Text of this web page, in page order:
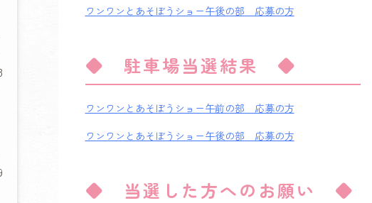
ワンワンとあそぼうショー午後の部 応募の方
◆ 駐車場当選結果 ◆
ワンワンとあそぼうショー午前の部 応募の方
ワンワンとあそぼうショー午後の部 応募の方
◆ 当選した方へのお願い ◆